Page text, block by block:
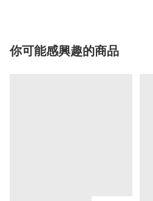
你可能感興趣的商品